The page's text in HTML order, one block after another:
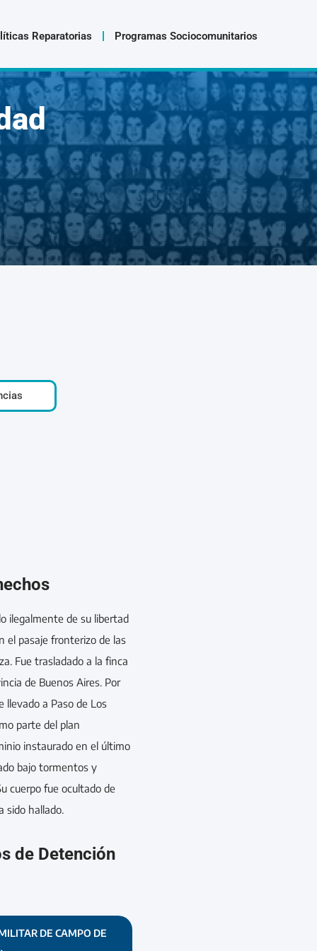
Reparatorias Programas Sociocomunitarios
ilegalmente de su libertad
el pasaje fronterizo de las
Fue trasladado a la finca
de Buenos Aires. Por
llevado a Paso de Los
parte del plan
instaurado en el último
bajo tormentos y
cuerpo fue ocultado de
sido hallado.
de Detención
DE CAMPO DE